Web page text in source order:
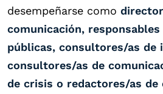
desempeñarse como
comunicación,
públicas, consultores/as de
consultores/as de
de crisis o redactores/as de